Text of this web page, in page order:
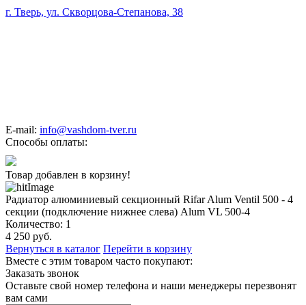
г. Тверь, ул. Скворцова-Степанова, 38
E-mail: info@vashdom-tver.ru
Способы оплаты:
Товар добавлен в корзину!
Радиатор алюминиевый секционный Rifar Alum Ventil 500 - 4
секции (подключение нижнее слева) Alum VL 500-4
Количество: 1
4 250 руб.
Вернуться в каталог Перейти в корзину
Вместе с этим товаром часто покупают:
Заказать звонок
Оставьте свой номер телефона и наши менеджеры перезвонят
вам сами